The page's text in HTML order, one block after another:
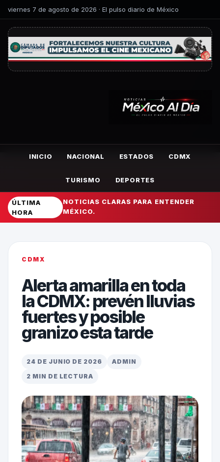
viernes 7 de agosto de 2026 · El pulso diario de México
INICIO NACIONAL ESTADOS CDMX
TURISMO DEPORTES
ÚLTIMA
HORA
NOTICIAS CLARAS PARA ENTENDER
MÉXICO.
CDMX
Alerta amarilla en toda
la CDMX: prevén lluvias
fuertes y posible
granizo esta tarde
24 DE JUNIO DE 2026
ADMIN
2 MIN DE LECTURA